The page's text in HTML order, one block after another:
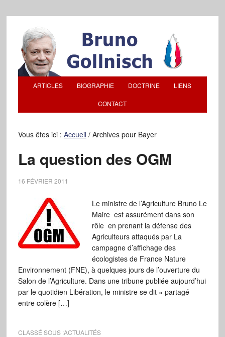
ARTICLES BIOGRAPHIE DOCTRINE LIENS
CONTACT
Vous êtes ici : Accueil /Archives pour Bayer
La question des OGM
16 FÉVRIER 2011
Le ministre de l’Agriculture Bruno Le
Maire est assurément dans son
rôle en prenant la défense des
Agriculteurs attaqués par La
campagne d’affichage des
écologistes de France Nature
Environnement (FNE), à quelques jours de l’ouverture du
Salon de l’Agriculture. Dans une tribune publiée aujourd’hui
par le quotidien Libération, le ministre se dit « partagé
entre colère […]
CLASSÉ SOUS :ACTUALITÉS